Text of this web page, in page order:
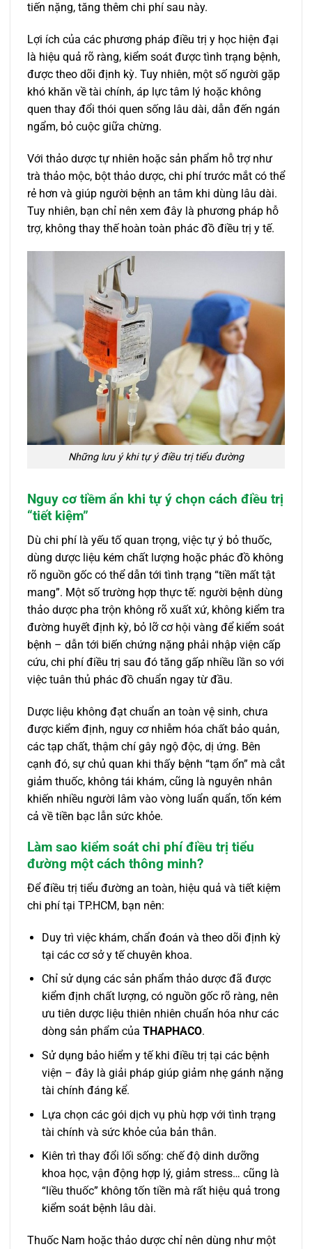
tiến nặng, tăng thêm chi phí sau này.
Lợi ích của các phương pháp điều trị y học hiện đại
là hiệu quả rõ ràng, kiểm soát được tình trạng bệnh,
được theo dõi định kỳ. Tuy nhiên, một số người gặp
khó khăn về tài chính, áp lực tâm lý hoặc không
quen thay đổi thói quen sống lâu dài, dẫn đến ngán
ngẩm, bỏ cuộc giữa chừng.
Với thảo dược tự nhiên hoặc sản phẩm hỗ trợ như
trà thảo mộc, bột thảo dược, chi phí trước mắt có thể
rẻ hơn và giúp người bệnh an tâm khi dùng lâu dài.
Tuy nhiên, bạn chỉ nên xem đây là phương pháp hỗ
trợ, không thay thế hoàn toàn phác đồ điều trị y tế.
Những lưu ý khi tự ý điều trị tiểu đường
Nguy cơ tiềm ẩn khi tự ý chọn cách điều trị
“tiết kiệm”
Dù chi phí là yếu tố quan trọng, việc tự ý bỏ thuốc,
dùng dược liệu kém chất lượng hoặc phác đồ không
rõ nguồn gốc có thể dẫn tới tình trạng “tiền mất tật
mang”. Một số trường hợp thực tế: người bệnh dùng
thảo dược pha trộn không rõ xuất xứ, không kiểm tra
đường huyết định kỳ, bỏ lỡ cơ hội vàng để kiểm soát
bệnh – dẫn tới biến chứng nặng phải nhập viện cấp
cứu, chi phí điều trị sau đó tăng gấp nhiều lần so với
việc tuân thủ phác đồ chuẩn ngay từ đầu.
Dược liệu không đạt chuẩn an toàn vệ sinh, chưa
được kiểm định, nguy cơ nhiễm hóa chất bảo quản,
các tạp chất, thậm chí gây ngộ độc, dị ứng. Bên
cạnh đó, sự chủ quan khi thấy bệnh “tạm ổn” mà cắt
giảm thuốc, không tái khám, cũng là nguyên nhân
khiến nhiều người lâm vào vòng luẩn quẩn, tốn kém
cả về tiền bạc lẫn sức khỏe.
Làm sao kiểm soát chi phí điều trị tiểu
đường một cách thông minh?
Để điều trị tiểu đường an toàn, hiệu quả và tiết kiệm
chi phí tại TP.HCM, bạn nên:
Duy trì việc khám, chẩn đoán và theo dõi định kỳ
tại các cơ sở y tế chuyên khoa.
Chỉ sử dụng các sản phẩm thảo dược đã được
kiểm định chất lượng, có nguồn gốc rõ ràng, nên
ưu tiên dược liệu thiên nhiên chuẩn hóa như các
dòng sản phẩm của THAPHACO.
Sử dụng bảo hiểm y tế khi điều trị tại các bệnh
viện – đây là giải pháp giúp giảm nhẹ gánh nặng
tài chính đáng kể.
Lựa chọn các gói dịch vụ phù hợp với tình trạng
tài chính và sức khỏe của bản thân.
Kiên trì thay đổi lối sống: chế độ dinh dưỡng
khoa học, vận động hợp lý, giảm stress… cũng là
“liều thuốc” không tốn tiền mà rất hiệu quả trong
kiểm soát bệnh lâu dài.
Thuốc Nam hoặc thảo dược chỉ nên dùng như một